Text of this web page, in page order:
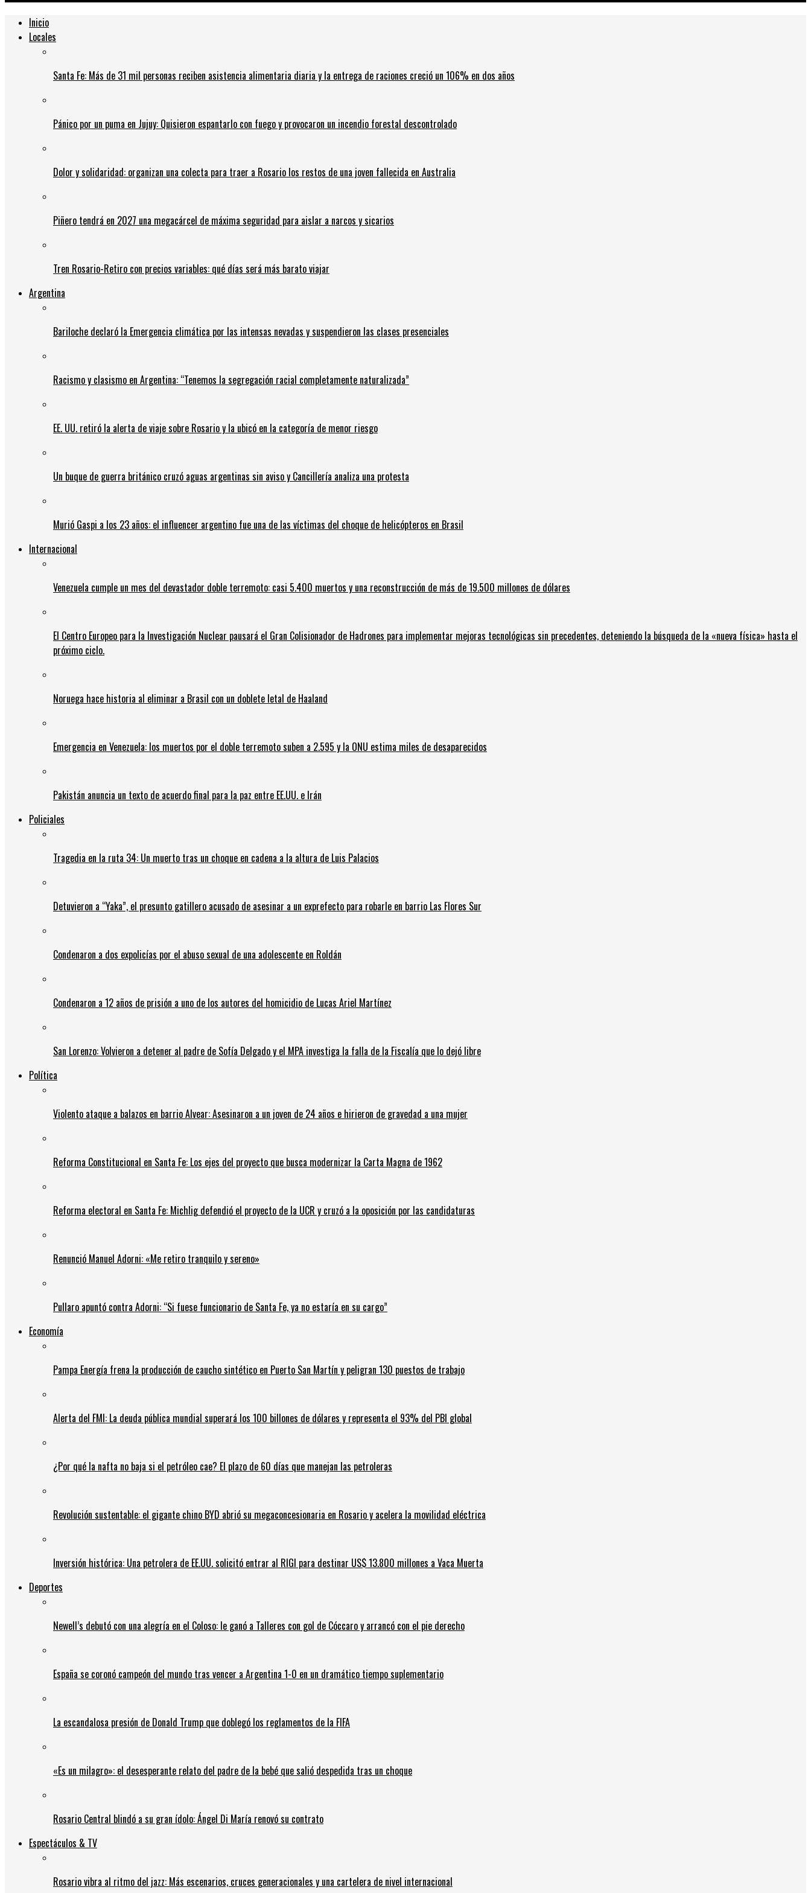
Inicio
Locales
Santa Fe: Más de 31 mil personas reciben asistencia alimentaria diaria y la entrega de raciones creció un 106% en dos años
Pánico por un puma en Jujuy: Quisieron espantarlo con fuego y provocaron un incendio forestal descontrolado
Dolor y solidaridad: organizan una colecta para traer a Rosario los restos de una joven fallecida en Australia
Piñero tendrá en 2027 una megacárcel de máxima seguridad para aislar a narcos y sicarios
Tren Rosario-Retiro con precios variables: qué días será más barato viajar
Argentina
Bariloche declaró la Emergencia climática por las intensas nevadas y suspendieron las clases presenciales
Racismo y clasismo en Argentina: “Tenemos la segregación racial completamente naturalizada”
EE. UU. retiró la alerta de viaje sobre Rosario y la ubicó en la categoría de menor riesgo
Un buque de guerra británico cruzó aguas argentinas sin aviso y Cancillería analiza una protesta
Murió Gaspi a los 23 años: el influencer argentino fue una de las víctimas del choque de helicópteros en Brasil
Internacional
Venezuela cumple un mes del devastador doble terremoto: casi 5.400 muertos y una reconstrucción de más de 19.500 millones de dólares
El Centro Europeo para la Investigación Nuclear pausará el Gran Colisionador de Hadrones para implementar mejoras tecnológicas sin precedentes, deteniendo la búsqueda de la «nueva física» hasta el
próximo ciclo.
Noruega hace historia al eliminar a Brasil con un doblete letal de Haaland
Emergencia en Venezuela: los muertos por el doble terremoto suben a 2.595 y la ONU estima miles de desaparecidos
Pakistán anuncia un texto de acuerdo final para la paz entre EE.UU. e Irán
Policiales
Tragedia en la ruta 34: Un muerto tras un choque en cadena a la altura de Luis Palacios
Detuvieron a “Yaka”, el presunto gatillero acusado de asesinar a un exprefecto para robarle en barrio Las Flores Sur
Condenaron a dos expolicías por el abuso sexual de una adolescente en Roldán
Condenaron a 12 años de prisión a uno de los autores del homicidio de Lucas Ariel Martínez
San Lorenzo: Volvieron a detener al padre de Sofía Delgado y el MPA investiga la falla de la Fiscalía que lo dejó libre
Política
Violento ataque a balazos en barrio Alvear: Asesinaron a un joven de 24 años e hirieron de gravedad a una mujer
Reforma Constitucional en Santa Fe: Los ejes del proyecto que busca modernizar la Carta Magna de 1962
Reforma electoral en Santa Fe: Michlig defendió el proyecto de la UCR y cruzó a la oposición por las candidaturas
Renunció Manuel Adorni: «Me retiro tranquilo y sereno»
Pullaro apuntó contra Adorni: “Si fuese funcionario de Santa Fe, ya no estaría en su cargo”
Economía
Pampa Energía frena la producción de caucho sintético en Puerto San Martín y peligran 130 puestos de trabajo
Alerta del FMI: La deuda pública mundial superará los 100 billones de dólares y representa el 93% del PBI global
¿Por qué la nafta no baja si el petróleo cae? El plazo de 60 días que manejan las petroleras
Revolución sustentable: el gigante chino BYD abrió su megaconcesionaria en Rosario y acelera la movilidad eléctrica
Inversión histórica: Una petrolera de EE.UU. solicitó entrar al RIGI para destinar US$ 13.800 millones a Vaca Muerta
Deportes
Newell’s debutó con una alegría en el Coloso: le ganó a Talleres con gol de Cóccaro y arrancó con el pie derecho
España se coronó campeón del mundo tras vencer a Argentina 1-0 en un dramático tiempo suplementario
La escandalosa presión de Donald Trump que doblegó los reglamentos de la FIFA
«Es un milagro»: el desesperante relato del padre de la bebé que salió despedida tras un choque
Rosario Central blindó a su gran ídolo: Ángel Di María renovó su contrato
Espectáculos & TV
Rosario vibra al ritmo del jazz: Más escenarios, cruces generacionales y una cartelera de nivel internacional